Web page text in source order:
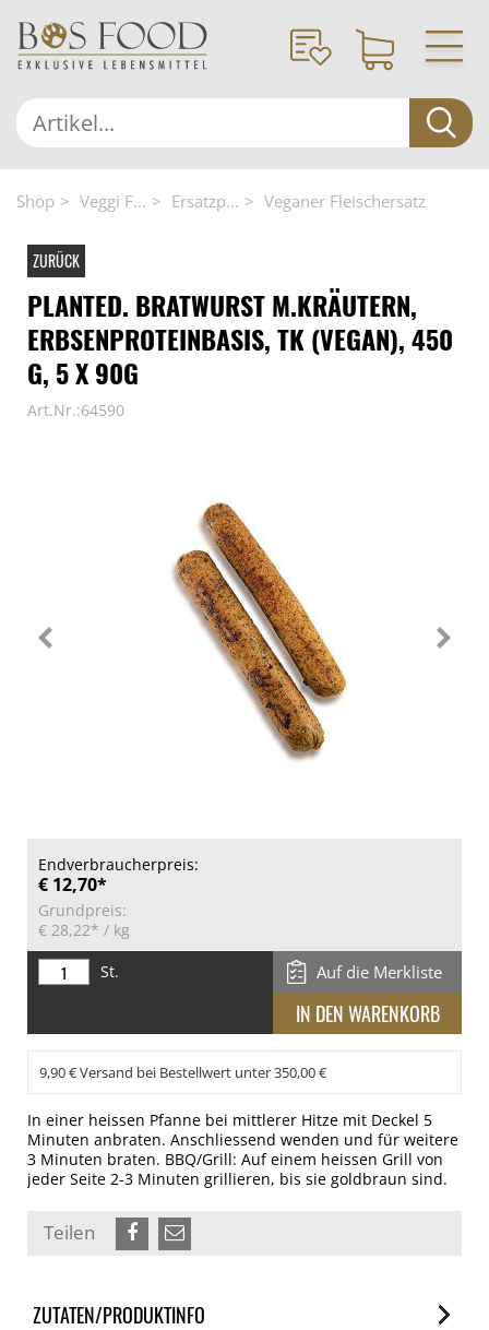
Shop Veggi F... Ersatzp... Veganer Fleischersatz
ZURÜCK
PLANTED. BRATWURST M.KRÄUTERN,
ERBSENPROTEINBASIS, TK (VEGAN), 450
G, 5 X 90G
Art.Nr.:64590
Endverbraucherpreis:
€ 12,70*
Grundpreis:
€ 28,22* / kg
St.
Auf die Merkliste
9,90 € Versand bei Bestellwert unter 350,00 €
In einer heissen Pfanne bei mittlerer Hitze mit Deckel 5
Minuten anbraten. Anschliessend wenden und für weitere
3 Minuten braten. BBQ/Grill: Auf einem heissen Grill von
jeder Seite 2-3 Minuten grillieren, bis sie goldbraun sind.
Teilen
ZUTATEN/PRODUKTINFO